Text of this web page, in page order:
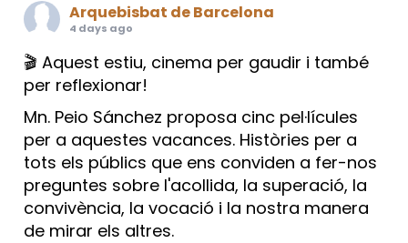
Arquebisbat de Barcelona
4 days ago
🎬 Aquest estiu, cinema per gaudir i també
per reflexionar!
Mn. Peio Sánchez proposa cinc pel·lícules
per a aquestes vacances. Històries per a
tots els públics que ens conviden a fer-nos
preguntes sobre l'acollida, la superació, la
convivència, la vocació i la nostra manera
de mirar els altres.